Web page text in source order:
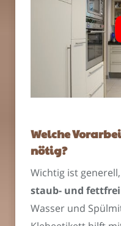
Welche
nötig?
Wichtig ist
staub- und fettfrei
Wasser und